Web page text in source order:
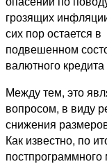
грозящих
сих пор остается в
подвешенном
валютного
Между тем, это
вопросом, в виду
снижения
Как известно, по